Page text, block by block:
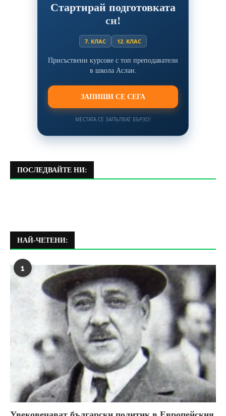
Стартирай подготовката
си!
7. КЛАС 12. КЛАС
Присъствени курсове с топ преподаватели
в школа Аслан.
ЗАПИШИ СЕ СЕГА
МЕСТАТА СЕ ЗАПЪЛВАТ БЪРЗО!
ПОСЛЕДВАЙТЕ НИ:
НАЙ-ЧЕТЕНИ:
1